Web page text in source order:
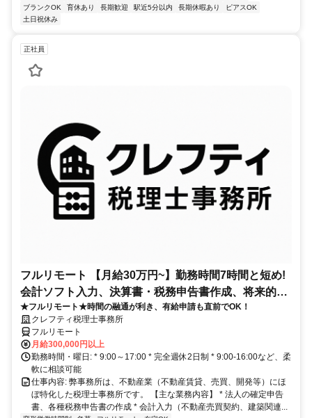
ブランクOK
育休あり 長期歓迎 駅近5分以内 長期休暇あり
ピアスOK
土日祝休み
正社員
フルリモート 【月給30万円~】勤務時間7時間と短め!
会計ソフト入力、決算書・税務申告書作成、将来的に
決算説明も
★フルリモート★時間の融通が利き、有給申請も直前でOK！
クレフティ税理士事務所
フルリモート
月給300,000円以上
勤務時間・曜日: * 9:00～17:00 * 完全週休2日制 * 9:00-16:00など、柔
軟に相談可能
仕事内容: 弊事務所は、不動産業（不動産賃貸、売買、開発等）にほ
ぼ特化した税理士事務所です。 【主な業務内容】 * 法人の確定申告
書、各種税務申告書の作成 * 会計入力（不動産売買契約、建築関連...